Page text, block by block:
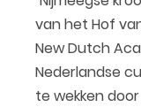
van het Hof
New Dutch
Nederlandse
te wekken